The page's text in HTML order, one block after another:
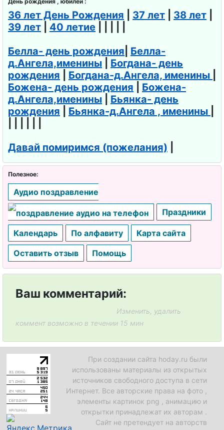
36 лет День Рождения 37 лет 38 лет
39 лет
40 летие
Белла- день рождения Белла-
д.Ангела,именины
Богдана- день
рождения
Богдана-д.Ангела, именины
Божена- день рождения
Божена-
д.Ангела,именины
Бьянка- день
рождения
Бьянка-д.Ангела , именины
Давай помиримся (пожелания)
Полезное:
Аудио поздравление
Праздники
Календарь По алфавиту
Карта сайта
Оставить отзыв
Помощь
Ваш комментарий:
Изменить, удалить
коммент возможно в течении 15 мин
При создании сайта hoday.ru были
использованы материалы из открытых
источников свободного доступа в сети
Интернет. Все авторские права на фото ,
элементы картинок png , анимацию и
открытки принадлежат их авторам .
Сайт не претендует на авторств